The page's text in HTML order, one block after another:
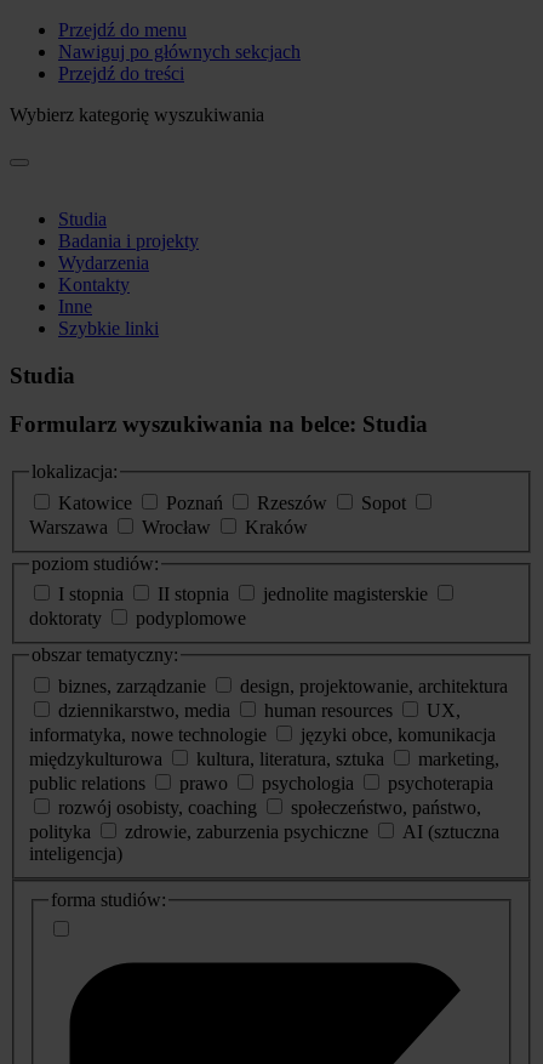
Przejdź do menu
Nawiguj po głównych sekcjach
Przejdź do treści
Wybierz kategorię wyszukiwania
Studia
Badania i projekty
Wydarzenia
Kontakty
Inne
Szybkie linki
Studia
Formularz wyszukiwania na belce: Studia
lokalizacja:
Katowice
Poznań Rzeszów
Sopot
Warszawa
Wrocław
Kraków
poziom studiów:
I stopnia
II stopnia
jednolite magisterskie
doktoraty
podyplomowe
obszar tematyczny:
biznes, zarządzanie
design, projektowanie, architektura
dziennikarstwo, media
human resources
UX,
informatyka, nowe technologie
języki obce, komunikacja
międzykulturowa
kultura, literatura, sztuka
marketing,
public relations
prawo psychologia
psychoterapia
rozwój osobisty, coaching
społeczeństwo, państwo,
polityka
zdrowie, zaburzenia psychiczne
AI (sztuczna
inteligencja)
dodatkowe
informacje
forma studiów: